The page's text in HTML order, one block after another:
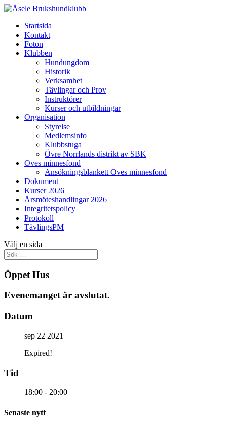
Startsida
Kontakt
Foton
Klubben
Hundungdom
Historik
Verksamhet
Tävlingar och Prov
Instruktörer
Kurser och utbildningar
Organisation
Styrelse
Medlemsinfo
Klubbstuga
Övre Norrlands distrikt av SBK
Oves minnesfond
Ansökningsblankett Oves minnesfond
Dokument
Kurser 2026
Årsmöteshandlingar 2026
Integritetspolicy
Protokoll
TävlingsPM
Välj en sida
Öppet Hus
Evenemanget är avslutat.
Datum
sep 22 2021
Expired!
Tid
18:00 - 20:00
Senaste nytt